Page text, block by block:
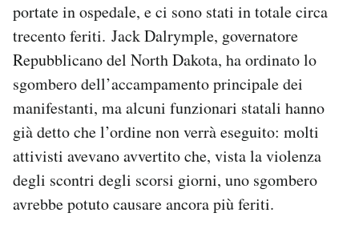
Esci
portate in ospedale, e ci sono stati in totale circa
trecento feriti. Jack Dalrymple, governatore
Repubblicano del North Dakota, ha ordinato lo
sgombero dell’accampamento principale dei
manifestanti, ma alcuni funzionari statali hanno
già detto che l’ordine non verrà eseguito: molti
attivisti avevano avvertito che, vista la violenza
degli scontri degli scorsi giorni, uno sgombero
avrebbe potuto causare ancora più feriti.